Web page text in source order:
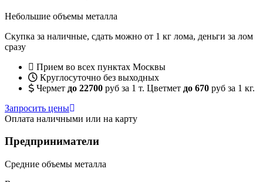
Небольшие объемы металла
Скупка за наличные, сдать можно от 1 кг лома, деньги за лом
сразу
Прием во всех пунктах Москвы
Круглосуточно без выходных
Чермет до 22700 руб за 1 т. Цветмет до 670 руб за 1 кг.
Запросить цены
Оплата наличными или на карту
Предприниматели
Средние объемы металла